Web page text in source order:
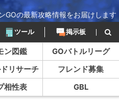
GOの最新攻略情報をお届けします
ツール 掲示板
ン図鑑
GOバトルリーグ
リサーチ
フレンド募集
相性表 GBL